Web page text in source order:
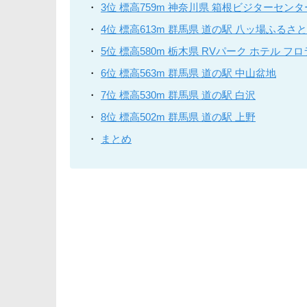
3位 標高759m 神奈川県 箱根ビジターセンタ
4位 標高613m 群馬県 道の駅 八ッ場ふるさ
5位 標高580m 栃木県 RVパーク ホテル フ
6位 標高563m 群馬県 道の駅 中山盆地
7位 標高530m 群馬県 道の駅 白沢
8位 標高502m 群馬県 道の駅 上野
まとめ